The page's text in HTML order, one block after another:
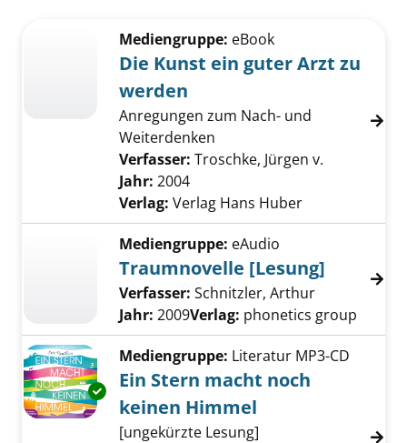
Zu den Suchfiltern springen
Mediengruppe: eBook
Die Kunst ein guter Arzt zu
werden
Anregungen zum Nach- und
Weiterdenken
Verfasser: Troschke, Jürgen v.
Jahr: 2004
Verlag: Verlag Hans Huber
Mediengruppe: eAudio
Traumnovelle [Lesung]
Verfasser: Schnitzler, Arthur
Jahr: 2009Verlag: phonetics group
Exemplar-Details von Ein Stern macht noch
Mediengruppe: Literatur MP3-CD
Ein Stern macht noch
keinen Himmel
[ungekürzte Lesung]